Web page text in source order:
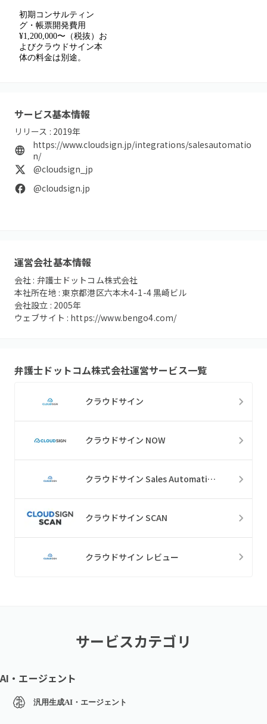
初期コンサルティン
グ・帳票開発費用
¥1,200,000〜（税抜）お
よびクラウドサイン本
体の料金は別途。
サービス基本情報
リリース : 2019年
https://www.cloudsign.jp/integrations/salesautomatio
n/
@cloudsign_jp
@cloudsign.jp
運営会社基本情報
会社 : 弁護士ドットコム株式会社
本社所在地 :東京都港区六本木4-1-4 黒崎ビル
会社設立 : 2005年
ウェブサイト : https://www.bengo4.com/
弁護士ドットコム株式会社運営サービス一覧
クラウドサイン
クラウドサイン NOW
クラウドサイン Sales Automation
クラウドサイン SCAN
クラウドサイン レビュー
サービスカテゴリ
AI・エージェント
汎用生成AI・エージェント